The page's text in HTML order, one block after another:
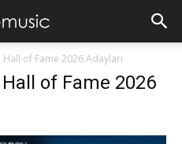
Hall of Fame 2026 Adayları
of Fame 2026